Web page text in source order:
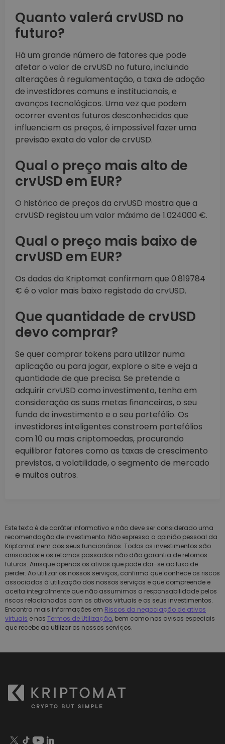
Quanto valerá crvUSD no
futuro?
Há um grande número de fatores que pode
afetar o valor de crvUSD no futuro, incluindo
alterações à regulamentação, a taxa de adoção
de investidores comuns e institucionais, e
avanços tecnológicos. Uma vez que podem
ocorrer eventos futuros desconhecidos que
influenciem os preços, é impossível fazer uma
previsão exata do valor de crvUSD.
Qual o preço mais alto de
crvUSD em EUR?
O histórico de preços da crvUSD mostra que a
crvUSD registou um valor máximo de 1.024000 €.
Qual o preço mais baixo de
crvUSD em EUR?
Os dados da Kriptomat confirmam que 0.819784
€ é o valor mais baixo registado da crvUSD.
Que quantidade de crvUSD
devo comprar?
Se quer comprar tokens para utilizar numa
aplicação ou para jogar, explore o site e veja a
quantidade de que precisa. Se pretende a
adquirir crvUSD como investimento, tenha em
consideração as suas metas financeiras, o seu
fundo de investimento e o seu portefólio. Os
investidores inteligentes constroem portefólios
com 10 ou mais criptomoedas, procurando
equilibrar fatores como as taxas de crescimento
previstas, a volatilidade, o segmento de mercado
e muitos outros.
Este texto é de caráter informativo e não deve ser considerado uma
recomendação de investimento. Não expressa a opinião pessoal da
Kriptomat nem dos seus funcionários. Todos os investimentos são
arriscados e os retornos passados não dão garantia de retornos
futuros. Arrisque apenas os ativos que pode dar-se ao luxo de
perder. Ao utilizar os nossos serviços, confirma que conhece os riscos
associados à utilização dos nossos serviços e que compreende e
aceita integralmente que não assumimos a responsabilidade pelos
riscos relacionados com os ativos virtuais e os seus investimentos.
Encontra mais informações em Riscos da negociação de ativos
virtuais e nos Termos de Utilização, bem como nos avisos especiais
que recebe ao utilizar os nossos serviços.